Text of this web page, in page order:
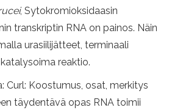
, Sytokromioksidaasin
transkriptin RNA on painos. Näin
urasiilijätteet, terminaali
reaktio.
Curl: Koostumus, osat, merkitys
täydentävä opas RNA toimii